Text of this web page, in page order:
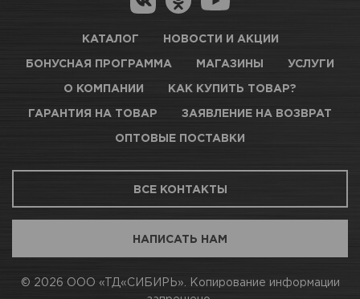
КАТАЛОГ НОВОСТИ И АКЦИИ
БОНУСНАЯ ПРОГРАММА МАГАЗИНЫ УСЛУГИ
О КОМПАНИИ КАК КУПИТЬ ТОВАР?
ГАРАНТИЯ НА ТОВАР ЗАЯВЛЕНИЕ НА ВОЗВРАТ
ОПТОВЫЕ ПОСТАВКИ
ВСЕ КОНТАКТЫ
НАПИСАТЬ НАМ
© 2026 ООО «ТД«СИБИРЬ». Копирование информации